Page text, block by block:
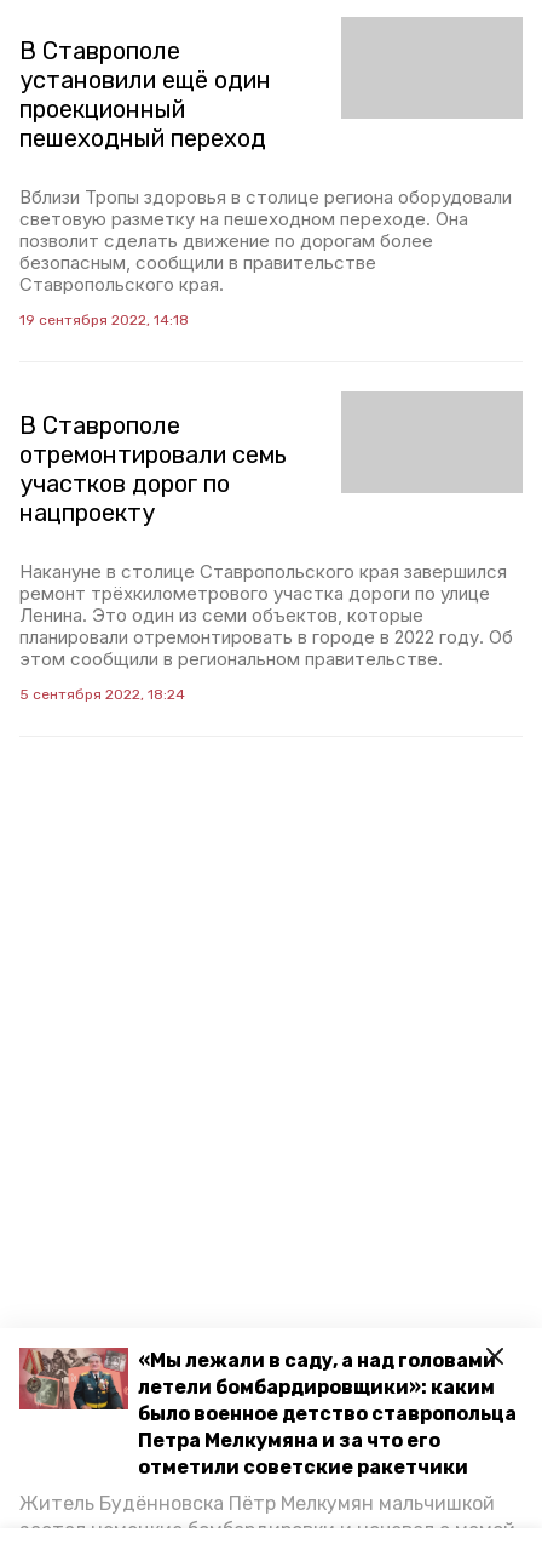
«Мы лежали в саду, а над головами
летели бомбардировщики»: каким
было военное детство ставропольца
Петра Мелкумяна и за что его
отметили советские ракетчики
Житель Будённовска Пётр Мелкумян мальчишкой
застал немецкие бомбардировки и ночевал с мамой
В Ставрополе
установили ещё один
проекционный
пешеходный переход
Вблизи Тропы здоровья в столице региона оборудовали
световую разметку на пешеходном переходе. Она
позволит сделать движение по дорогам более
безопасным, сообщили в правительстве
Ставропольского края.
19 сентября 2022, 14:18
В Ставрополе
отремонтировали семь
участков дорог по
нацпроекту
Накануне в столице Ставропольского края завершился
ремонт трёхкилометрового участка дороги по улице
Ленина. Это один из семи объектов, которые
планировали отремонтировать в городе в 2022 году. Об
этом сообщили в региональном правительстве.
5 сентября 2022, 18:24